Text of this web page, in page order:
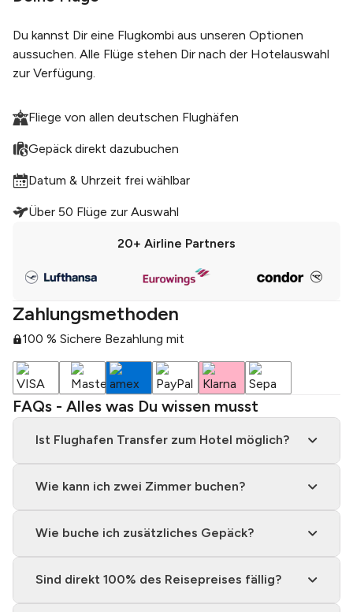
Du kannst Dir eine Flugkombi aus unseren Optionen
aussuchen. Alle Flüge stehen Dir nach der Hotelauswahl
zur Verfügung.
Fliege von allen deutschen Flughäfen
Gepäck direkt dazubuchen
Datum & Uhrzeit frei wählbar
Über 50 Flüge zur Auswahl
20+ Airline Partners
Zahlungsmethoden
100 % Sichere Bezahlung mit
FAQs - Alles was Du wissen musst
Ist Flughafen Transfer zum Hotel möglich?
Wie kann ich zwei Zimmer buchen?
Wie buche ich zusätzliches Gepäck?
Sind direkt 100% des Reisepreises fällig?